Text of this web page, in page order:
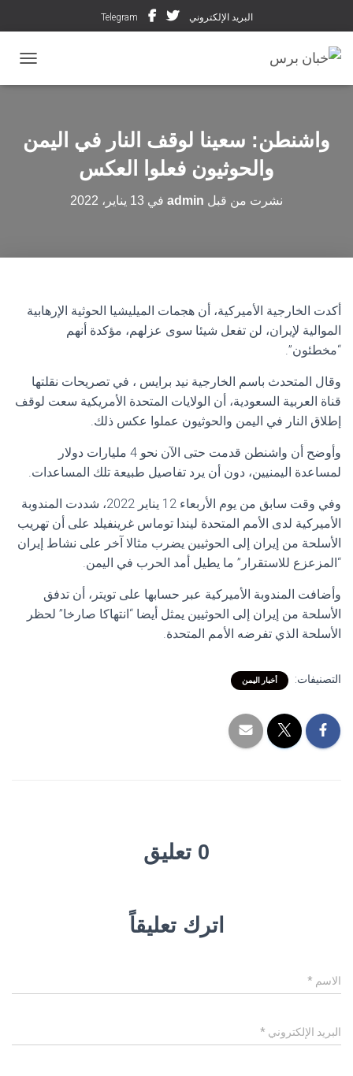
البريد الإلكتروني Telegram
واشنطن: سعينا لوقف النار في اليمن
والحوثيون فعلوا العكس
نشرت من قبل admin في 13 يناير، 2022
أكدت الخارجية الأميركية، أن هجمات الميليشيا الحوثية الإرهابية
الموالية لإيران، لن تفعل شيئا سوى عزلهم، مؤكدة أنهم
“مخطئون”.
وقال المتحدث باسم الخارجية نيد برايس ، في تصريحات نقلتها
قناة العربية السعودية، أن الولايات المتحدة الأمريكية سعت لوقف
إطلاق النار في اليمن والحوثيون عملوا عكس ذلك.
وأوضح أن واشنطن قدمت حتى الآن نحو 4 مليارات دولار
لمساعدة اليمنيين، دون أن يرد تفاصيل طبيعة تلك المساعدات.
وفي وقت سابق من يوم الأربعاء 12 يناير 2022، شددت المندوبة
الأميركية لدى الأمم المتحدة ليندا توماس غرينفيلد على أن تهريب
الأسلحة من إيران إلى الحوثيين يضرب مثالا آخر على نشاط إيران
“المزعزع للاستقرار” ما يطيل أمد الحرب في اليمن.
وأضافت المندوبة الأميركية عبر حسابها على تويتر، أن تدفق
الأسلحة من إيران إلى الحوثيين يمثل أيضا “انتهاكا صارخا” لحظر
الأسلحة الذي تفرضه الأمم المتحدة.
التصنيفات: أخبار اليمن
0 تعليق
اترك تعليقاً
الاسم *
البريد الإلكتروني *